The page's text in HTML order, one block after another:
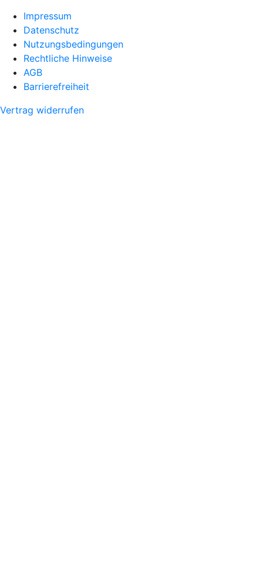
Impressum
Datenschutz
Nutzungsbedingungen
Rechtliche Hinweise
AGB
Barrierefreiheit
Vertrag widerrufen